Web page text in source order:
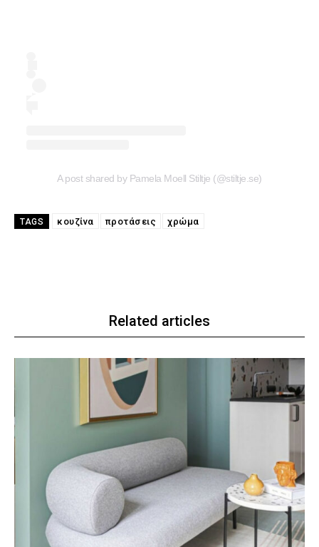
A post shared by Pamela Moell Stiltje (@stiltje.se)
TAGS κουζίνα προτάσεις χρώμα
Related articles